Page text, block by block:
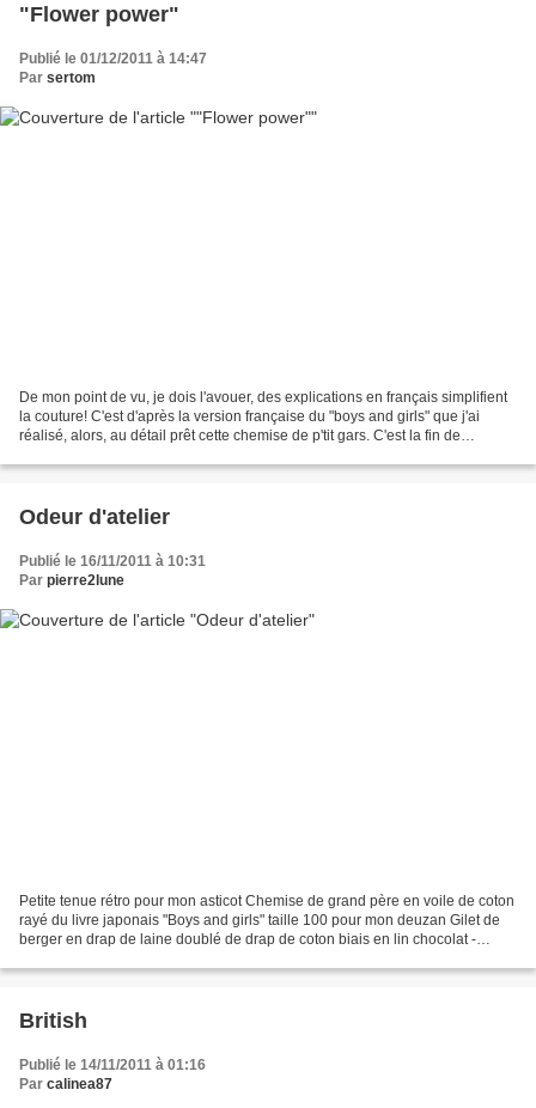
"Flower power"
Publié le 01/12/2011 à 14:47
Par sertom
De mon point de vu, je dois l'avouer, des explications en français simplifient
la couture! C'est d'après la version française du "boys and girls" que j'ai
réalisé, alors, au détail prêt cette chemise de p'tit gars. C'est la fin de
Odeur d'atelier
Publié le 16/11/2011 à 10:31
Par pierre2lune
Petite tenue rétro pour mon asticot Chemise de grand père en voile de coton
rayé du livre japonais "Boys and girls" taille 100 pour mon deuzan Gilet de
berger en drap de laine doublé de drap de coton biais en lin chocolat -
British
Publié le 14/11/2011 à 01:16
Par calinea87